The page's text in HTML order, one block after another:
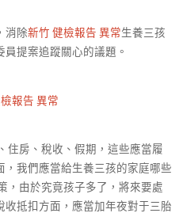
消除新竹 健檢報告 異常生養三孩
提案追蹤關心的議題。
報告 異常
住房、稅收、假期，這些應當履
我們應當給生養三孩的家庭哪些
，由於究竟孩子多了，將來要處
抵扣方面，應當加年夜對于三胎